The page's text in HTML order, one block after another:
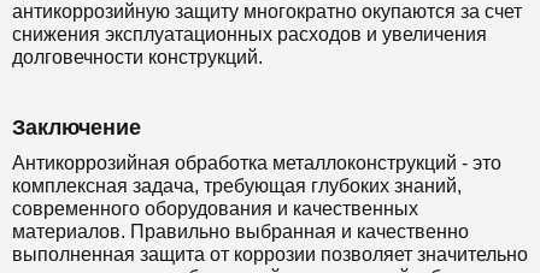
антикоррозийную защиту многократно окупаются за счет
снижения эксплуатационных расходов и увеличения
долговечности конструкций.
Заключение
Антикоррозийная обработка металлоконструкций - это
комплексная задача, требующая глубоких знаний,
современного оборудования и качественных
материалов. Правильно выбранная и качественно
выполненная защита от коррозии позволяет значительно